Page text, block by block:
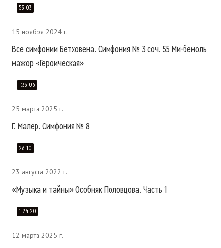
53:03
15 ноября 2024 г.
Все симфонии Бетховена. Симфония № 3 соч. 55 Ми-бемоль
мажор «Героическая»
1:33:06
25 марта 2025 г.
Г. Малер. Симфония № 8
26:10
23 августа 2022 г.
«Музыка и тайны» Особняк Половцова. Часть 1
1:24:20
12 марта 2025 г.